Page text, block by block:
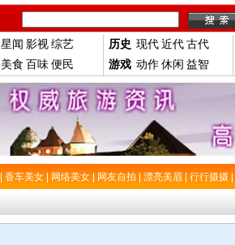
星闻 影视综艺
美食 百味便民
历史 现代近代古代
游戏 动作休闲 益智
香车美女 网络美女 网友自拍 漂亮美眉 行行摄摄